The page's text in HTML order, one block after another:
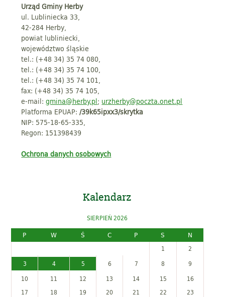
Urząd Gminy Herby
ul. Lubliniecka 33,
42-284 Herby,
powiat lubliniecki,
województwo śląskie
tel.: (+48 34) 35 74 080,
tel.: (+48 34) 35 74 100,
tel.: (+48 34) 35 74 101,
fax: (+48 34) 35 74 105,
e-mail:gmina@herby.pl; urzherby@poczta.onet.pl
Platforma EPUAP:/39k65ipxx3/skrytka
NIP: 575-18-65-335,
Regon: 151398439
Ochrona danych osobowych
Kalendarz
SIERPIEŃ 2026
P
W Ś C P S
N
1
2
3
4 5 6 7 8
9
10
11 12 13 14 15
16
17
18 19 20 21 22
23